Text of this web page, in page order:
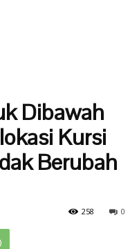
Dibawah
Kursi
Berubah
0
258